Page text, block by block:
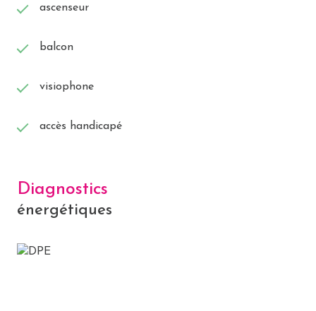
ascenseur
balcon
visiophone
accès handicapé
Diagnostics
énergétiques